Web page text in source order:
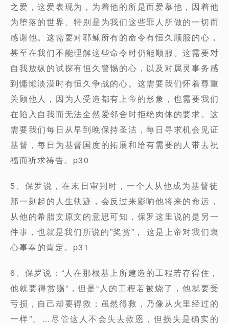
之爱，这爱表现为，为着他的所是而爱慕他，因着他
为堕落的世界、特别是为我们这些罪人所做的一切而
感谢他。这需要对耶稣所有的命令有恒久顺服的心，
甚至在我们不能理解这些命令时仍能顺服。这需要对
自我放纵的试探有恒久警惕的心，以及对属灵事务感
到慵懒淡漠时有恒久争战的心。这需要我们怀着尊重
关顾他人，因为人受造都有上帝的形象，也需要我们
在陷入自我而无法全然爱邻舍时拒绝肉体的要求。这
需要我们每日从早到晚保持圣洁，每日寻求机会见证
基督，每日为基督国度的拓展和给有需要的人带去祝
福而祈求祷告。p30
5、保罗说，在末日审判时，一个人从他成为基督徒
那一刻起的人生轨迹，会反过来影响他将来的命运，
从他的希腊文原文的意思可知，保罗这里说的是另一
件事，也就是我们所说的”奖赏”， 这是上帝对我们衷
心事奉的肯定。p31
6、保罗说：“人在那根基上所建造的工程若存得住，
他就要得赏赐”，但是“人的工程若被烧了，他就要受
亏损，自己却要得救；虽然得救，乃像从火里经过的
一样”。…尽管这人不会失去救恩，但损失是确实的